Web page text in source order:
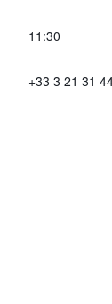
11:30
+33 3 21 31